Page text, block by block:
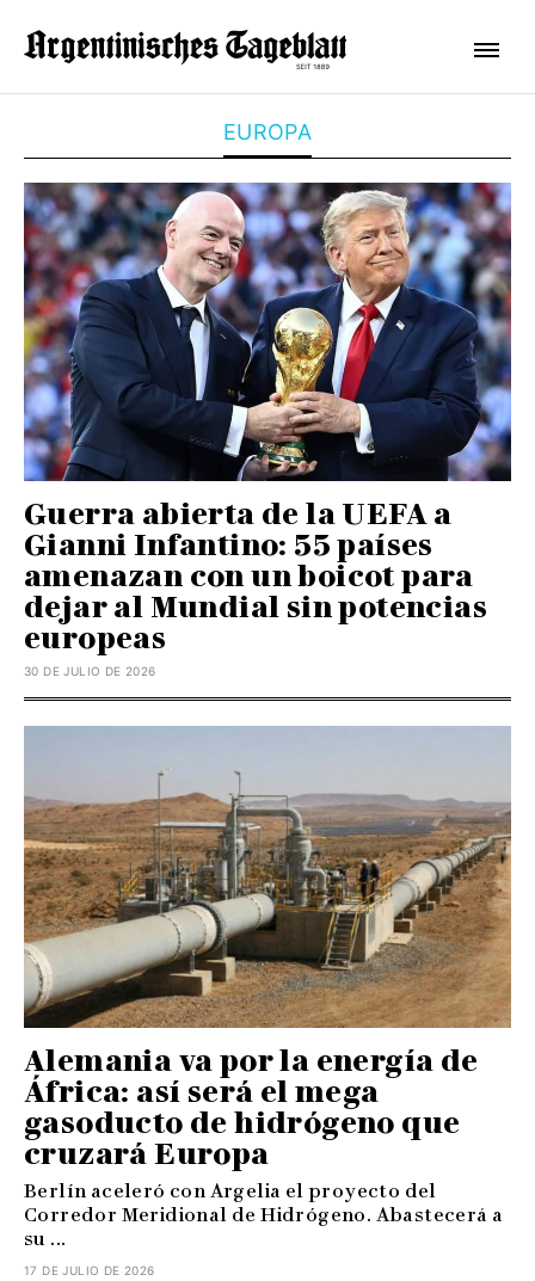
EUROPA
Guerra abierta de la UEFA a
Gianni Infantino: 55 países
amenazan con un boicot para
dejar al Mundial sin potencias
europeas
30 DE JULIO DE 2026
Alemania va por la energía de
África: así será el mega
gasoducto de hidrógeno que
cruzará Europa
Berlín aceleró con Argelia el proyecto del
Corredor Meridional de Hidrógeno. Abastecerá a
su ...
17 DE JULIO DE 2026